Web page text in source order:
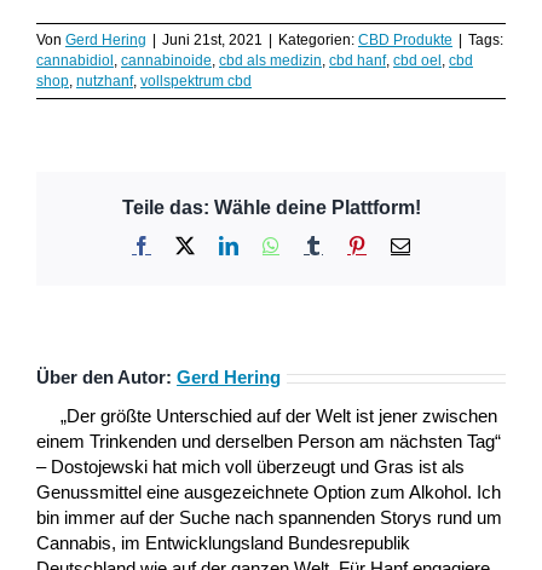
Von Gerd Hering | Juni 21st, 2021 | Kategorien: CBD Produkte | Tags:
cannabidiol, cannabinoide, cbd als medizin, cbd hanf, cbd oel, cbd
shop, nutzhanf, vollspektrum cbd
Teile das: Wähle deine Plattform!
Facebook LinkedInWhatsApp
Tumblr Pinterest
E-
Über den Autor: Gerd Hering
„Der größte Unterschied auf der Welt ist jener zwischen
einem Trinkenden und derselben Person am nächsten Tag“
– Dostojewski hat mich voll überzeugt und Gras ist als
Genussmittel eine ausgezeichnete Option zum Alkohol. Ich
bin immer auf der Suche nach spannenden Storys rund um
Cannabis, im Entwicklungsland Bundesrepublik